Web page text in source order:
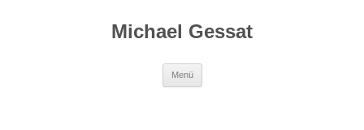
Michael Gessat
Menü